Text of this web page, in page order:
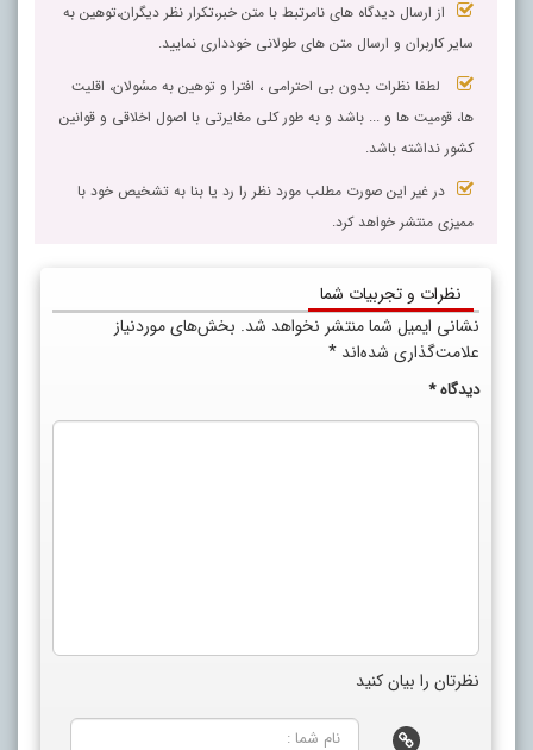
از ارسال دیدگاه های نامرتبط با متن خبر،تکرار نظر دیگران،توهین به
سایر کاربران و ارسال متن های طولانی خودداری نمایید.
لطفا نظرات بدون بی احترامی ، افترا و توهین به مسٔولان، اقلیت
ها، قومیت ها و ... باشد و به طور کلی مغایرتی با اصول اخلاقی و قوانین
کشور نداشته باشد.
در غیر این صورت مطلب مورد نظر را رد یا بنا به تشخیص خود با
ممیزی منتشر خواهد کرد.
نظرات و تجربیات شما
نشانی ایمیل شما منتشر نخواهد شد. بخش‌های موردنیاز
علامت‌گذاری شده‌اند *
دیدگاه*
نظرتان را بیان کنید